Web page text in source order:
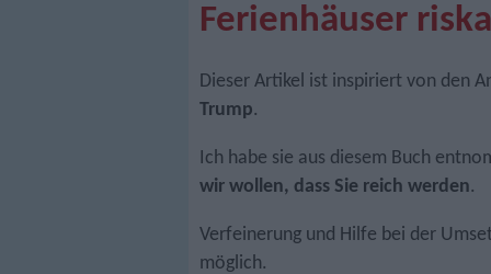
Ferienhäuser
Dieser Artikel ist inspiriert von den
Trump.
Ich habe sie aus diesem Buch
wir wollen, dass Sie reich werden.
Verfeinerung und Hilfe bei der
möglich.